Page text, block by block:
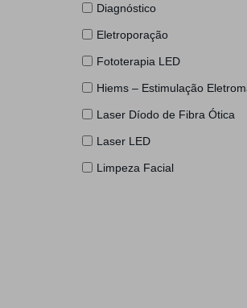
Diagnóstico
Eletroporação
Fototerapia LED
Hiems – Estimulação
Laser Díodo de Fibra Ótica
Laser LED
Limpeza Facial